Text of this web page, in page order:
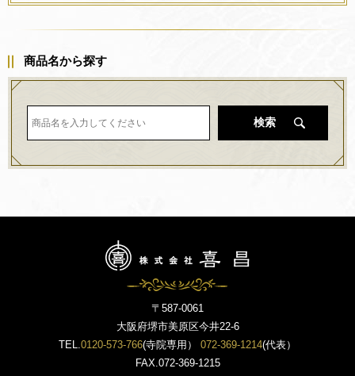
商品名から探す
検索
〒587-0061
大阪府堺市美原区今井22-6
TEL. 0120-573-766(寺院専用） 072-369-1214(代表）
FAX.072-369-1215